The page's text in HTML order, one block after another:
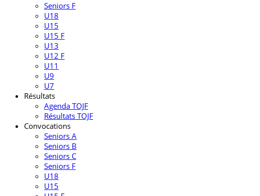
Seniors F
U18
U15
U15 F
U13
U12 F
U11
U9
U7
Résultats
Agenda TOJF
Résultats TOJF
Convocations
Seniors A
Seniors B
Seniors C
Seniors F
U18
U15